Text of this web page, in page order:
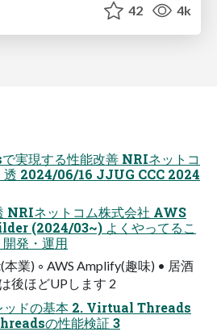
42 4k
実現する性能改善 NRIネットコ
2024/06/16 JJUG CCC 2024
NRIネットコム株式会社 AWS
(2024/03~) よくやってるこ
発・運用
本業) ◦ AWS Amplify(趣味) • 居酒
後ほどUPします 2
ッドの基本 2. Virtual Threads
の性能検証 3